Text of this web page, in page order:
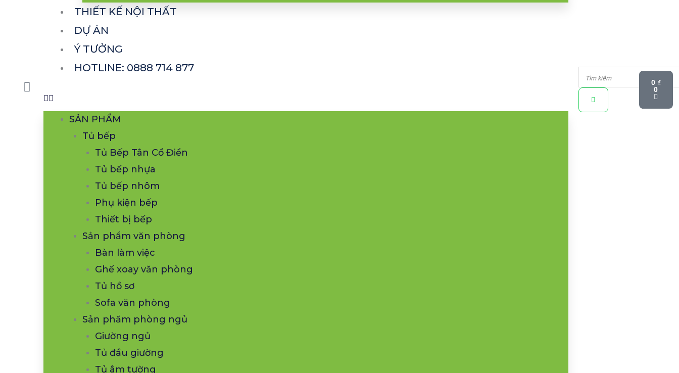
THIẾT KẾ NỘI THẤT
DỰ ÁN
Ý TƯỞNG
HOTLINE: 0888 714 877
SẢN PHẨM
Tủ bếp
Tủ Bếp Tân Cổ Điển
Tủ bếp nhựa
Tủ bếp nhôm
Phụ kiện bếp
Thiết bị bếp
Sản phẩm văn phòng
Bàn làm việc
Ghế xoay văn phòng
Tủ hồ sơ
Sofa văn phòng
Sản phẩm phòng ngủ
Giường ngủ
Tủ đầu giường
Tủ âm tường
Tìm
kiếm
Tìm
Kiếm
0 ₫
0
Cart